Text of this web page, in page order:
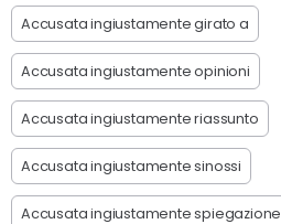
Accusata ingiustamente girato a
Accusata ingiustamente opinioni
Accusata ingiustamente riassunto
Accusata ingiustamente sinossi
Accusata ingiustamente spiegazione